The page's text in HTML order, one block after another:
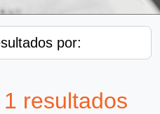
por:
resultados